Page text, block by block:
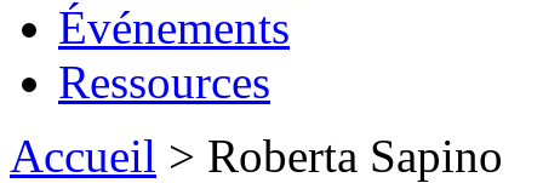
Événements
Ressources
Accueil > Roberta Sapino